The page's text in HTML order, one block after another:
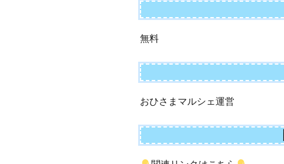
無料
おひさまマルシェ運営